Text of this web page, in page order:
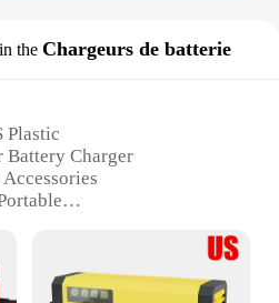
the Chargeurs de batterie
Plastic
Battery Charger
Includes all necessary cables